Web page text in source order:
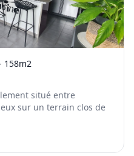
158m2
situé entre
sur un terrain clos de